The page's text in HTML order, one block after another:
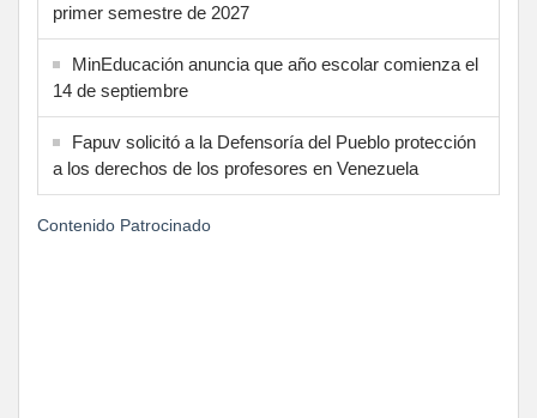
primer semestre de 2027
MinEducación anuncia que año escolar comienza el
14 de septiembre
Fapuv solicitó a la Defensoría del Pueblo protección
a los derechos de los profesores en Venezuela
Contenido Patrocinado